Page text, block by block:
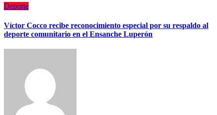
Deporte
Víctor Cocco recibe reconocimiento especial por su respaldo al
deporte comunitario en el Ensanche Luperón